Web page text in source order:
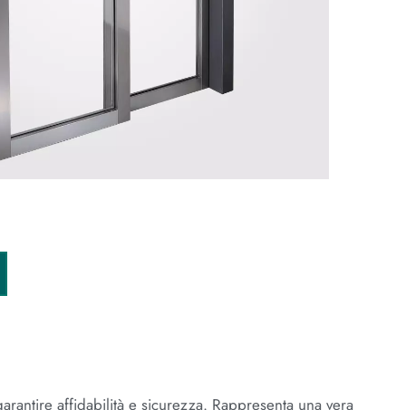
affidabilità e sicurezza. Rappresenta una vera